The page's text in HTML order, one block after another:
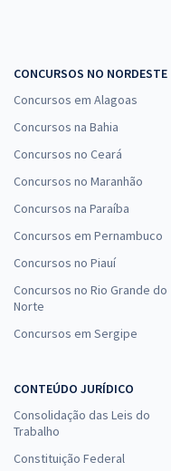
CONCURSOS NO NORDESTE
Concursos em Alagoas
Concursos na Bahia
Concursos no Ceará
Concursos no Maranhão
Concursos na Paraíba
Concursos em Pernambuco
Concursos no Piauí
Concursos no Rio Grande do
Norte
Concursos em Sergipe
CONTEÚDO JURÍDICO
Consolidação das Leis do
Trabalho
Constituição Federal